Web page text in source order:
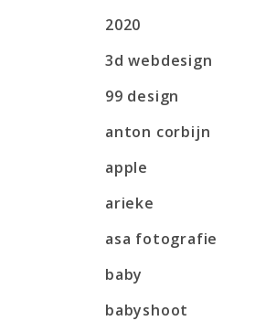
2020
3d webdesign
99 design
anton corbijn
apple
arieke
asa fotografie
baby
babyshoot